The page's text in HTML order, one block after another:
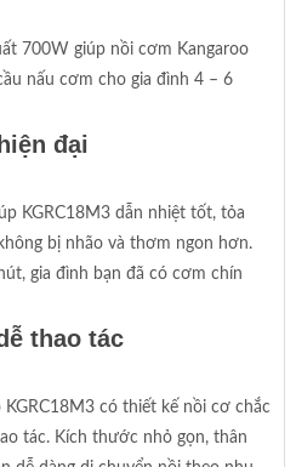
700W giúp nồi cơm Kangaroo
nấu cơm cho gia đình 4 – 6
đại
KGRC18M3 dẫn nhiệt tốt, tỏa
bị nhão và thơm ngon hơn.
gia đình bạn đã có cơm chín
thao tác
có thiết kế nồi cơ chắc
tác. Kích thước nhỏ gọn, thân